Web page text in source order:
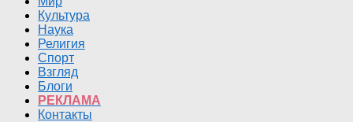
Культура
Наука
Религия
Спорт
Взгляд
Блоги
РЕКЛАМА
Контакты